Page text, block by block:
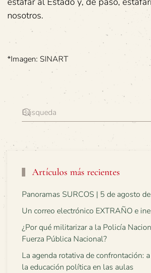
nosotros.
*Imagen: SINART
Artículos más recientes
Panoramas SURCOS | 5 de agosto
Un correo electrónico EXTRAÑO e
¿Por qué militarizar a la Policía
Fuerza Pública Nacional?
La agenda rotativa de confrontación:
la educación política en las aulas